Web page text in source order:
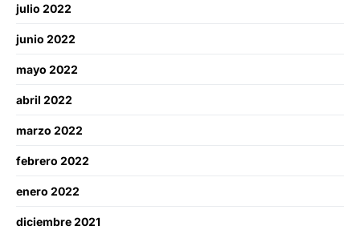
julio 2022
junio 2022
mayo 2022
abril 2022
marzo 2022
febrero 2022
enero 2022
diciembre 2021